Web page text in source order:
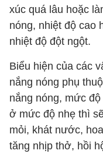
xúc quá lâu hoặc
nóng, nhiệt độ cao
nhiệt độ đột ngột.
Biểu hiện của các
nắng nóng phụ
nắng nóng, mức
ở mức độ nhẹ thì
mỏi, khát nước,
tăng nhịp thở, hồi